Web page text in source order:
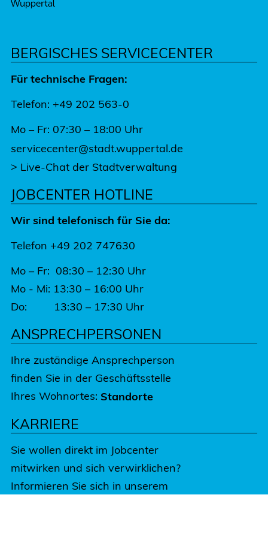
BERGISCHES SERVICECENTER
Für technische Fragen:
Telefon: +49 202 563-0
Mo – Fr: 07:30 – 18:00 Uhr
servicecenter@stadt.wuppertal.de
> Live-Chat der Stadtverwaltung
JOBCENTER HOTLINE
Wir sind telefonisch für Sie da:
Telefon +49 202 747630
Mo – Fr: 08:30 – 12:30 Uhr
Mo - Mi: 13:30 – 16:00 Uhr
Do: 13:30 – 17:30 Uhr
ANSPRECHPERSONEN
Ihre zuständige Ansprechperson
finden Sie in der Geschäftsstelle
Ihres Wohnortes: Standorte
KARRIERE
Sie wollen direkt im Jobcenter
mitwirken und sich verwirklichen?
Informieren Sie sich in unserem